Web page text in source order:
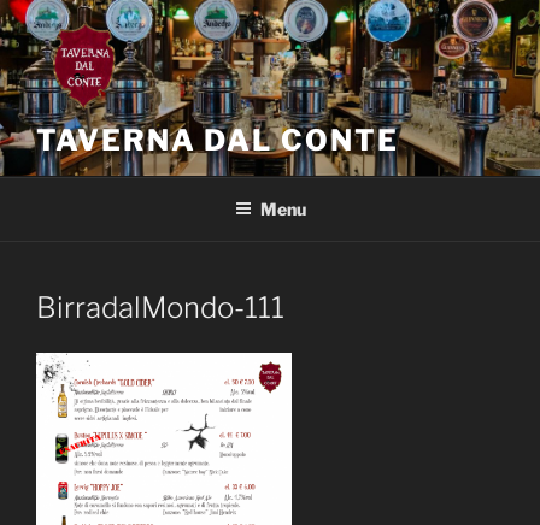
Salta
al
contenuto
TAVERNA DAL CONTE
Menu
BirradalMondo-111